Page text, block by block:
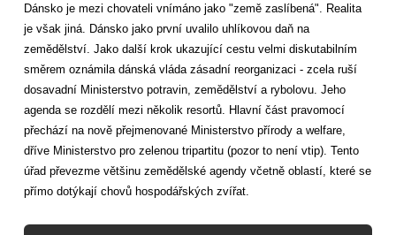
Dánsko je mezi chovateli vnímáno jako "země zaslíbená". Realita
je však jiná. Dánsko jako první uvalilo uhlíkovou daň na
zemědělství. Jako další krok ukazující cestu velmi diskutabilním
směrem oznámila dánská vláda zásadní reorganizaci - zcela ruší
dosavadní Ministerstvo potravin, zemědělství a rybolovu. Jeho
agenda se rozdělí mezi několik resortů. Hlavní část pravomocí
přechází na nově přejmenované Ministerstvo přírody a welfare,
dříve Ministerstvo pro zelenou tripartitu (pozor to není vtip). Tento
úřad převezme většinu zemědělské agendy včetně oblastí, které se
přímo dotýkají chovů hospodářských zvířat.